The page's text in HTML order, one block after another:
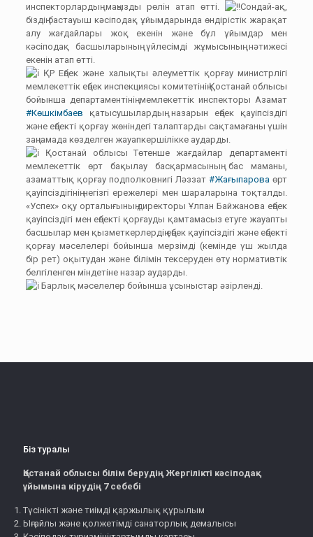
инспекторлардың маңызды рөлін атап өтті.
Сондай-ақ,
біздің бастауыш кәсіподақ ұйымдарында өндірістік жарақат
алу жағдайлары жоқ екенін және бұл ұйымдар мен
кәсіподақ басшыларының үйлесімді жұмысының нәтижесі
екенін атап өтті.
ҚР Еңбек және халықты әлеуметтік қорғау министрлігі
мемлекеттік еңбек инспекциясы комитетінің Қостанай облысы
бойынша департаментінің мемлекеттік инспекторы Азамат
#Көшкімбаев қатысушылардың назарын еңбек қауіпсіздігі
және еңбекті қорғау жөніндегі талаптарды сақтамағаны үшін
заңнамада көзделген жауапкершілікке аударды.
Қостанай облысы Төтенше жағдайлар департаменті
мемлекеттік өрт бақылау басқармасының бас маманы,
азаматтық қорғау подполковнигі Ләззат#Жағыпарова өрт
қауіпсіздігінің негізгі ережелері мен шараларына тоқталды.
«Успех» оқу орталығының директоры Ұлпан Байжанова еңбек
қауіпсіздігі мен еңбекті қорғауды қамтамасыз етуге жауапты
басшылар мен қызметкерлердің еңбек қауіпсіздігі және еңбекті
қорғау мәселелері бойынша мерзімді (кемінде үш жылда
бір рет) оқытудан және білімін тексеруден өту нормативтік
белгіленген міндетіне назар аударды.
Барлық мәселелер бойынша ұсыныстар әзірленді.
Біз туралы
Қостанай облысы білім берудің Жергілікті кәсіподақ
ұйымына кірудің 7 себебі
Түсінікті және тиімді қаржылық құрылым
Ыңғайлы және қолжетімді санаторлық демалысы